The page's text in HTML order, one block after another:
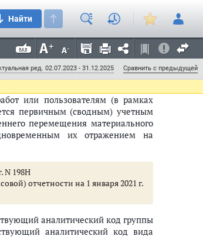
Найти
ред. 02.07.2023 - 31.12.2025 Сравнить с предыдущей
операций по получению
лизинга, в случае, если по
лизингополучателю,
дата получения
или пользователям (в рамках
первичным (сводным) учетным
перемещения материального
их отражением на
N 198Н
отчетности на 1 января 2021 г.
аналитический код группы
аналитический код вида